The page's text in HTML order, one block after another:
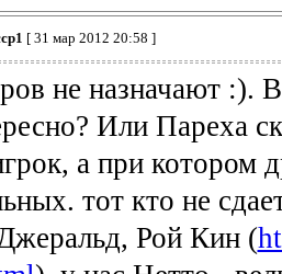
[ 31 мар 2012 20:58 ]
не назначают :).
Или Пареха
а при котором
тот кто не
Рой Кин (